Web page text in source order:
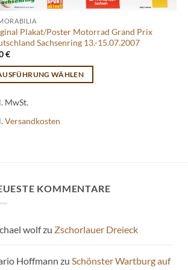
Plakat/Poster Motorrad Grand Prix
Sachsenring 13.-15.07.2007
€
WÄHLEN
MwSt.
Versandkosten
KOMMENTARE
wolfzu Zschorlauer Dreieck
Hoffmann zu Schönster Wartburg auf